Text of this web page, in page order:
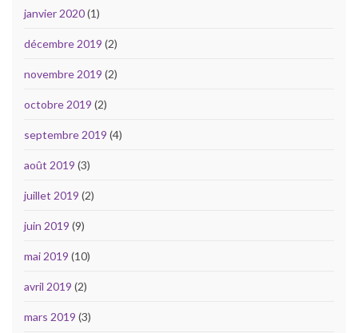
janvier 2020(1)
décembre 2019 (2)
novembre 2019 (2)
octobre 2019 (2)
septembre 2019 (4)
août 2019 (3)
juillet 2019 (2)
juin 2019 (9)
mai 2019 (10)
avril 2019 (2)
mars 2019 (3)